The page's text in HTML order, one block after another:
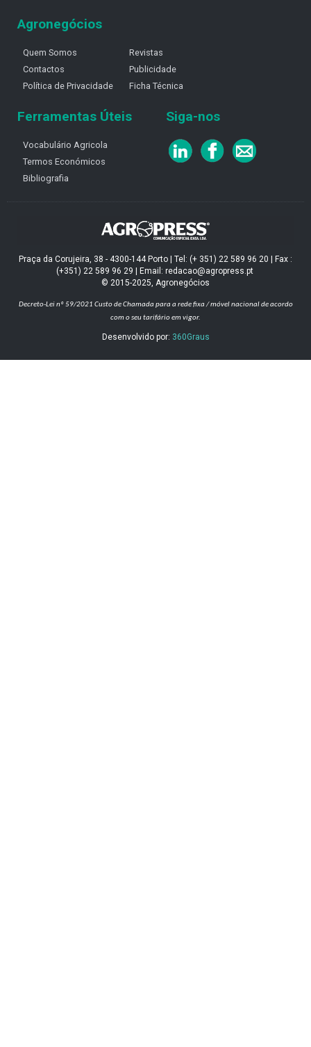
Agronegócios
Quem Somos
Contactos
Política de Privacidade
Revistas
Publicidade
Ficha Técnica
Ferramentas Úteis
Vocabulário Agricola
Termos Económicos
Bibliografia
Siga-nos
Praça da Corujeira, 38 - 4300-144 Porto | Tel: (+ 351) 22 589 96 20 | Fax :
(+351) 22 589 96 29 | Email: redacao@agropress.pt
© 2015-2025, Agronegócios
Decreto-Lei nº 59/2021 Custo de Chamada para a rede fixa / móvel nacional de acordo
com o seu tarifário em vigor.
Desenvolvido por: 360Graus